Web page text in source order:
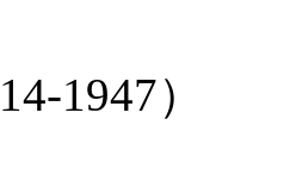
1947）